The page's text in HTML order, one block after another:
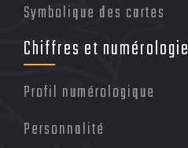
Symbolique des cartes
Chiffres et numérologie
Profil numérologique
Personnalité